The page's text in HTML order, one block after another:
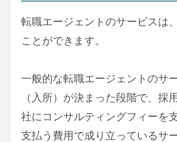
転職エージェントのサービスは
ことができます。
一般的な転職エージェントのサ
（入所）が決まった段階で、採
社にコンサルティングフィーを
支払う費用で成り立っているサ